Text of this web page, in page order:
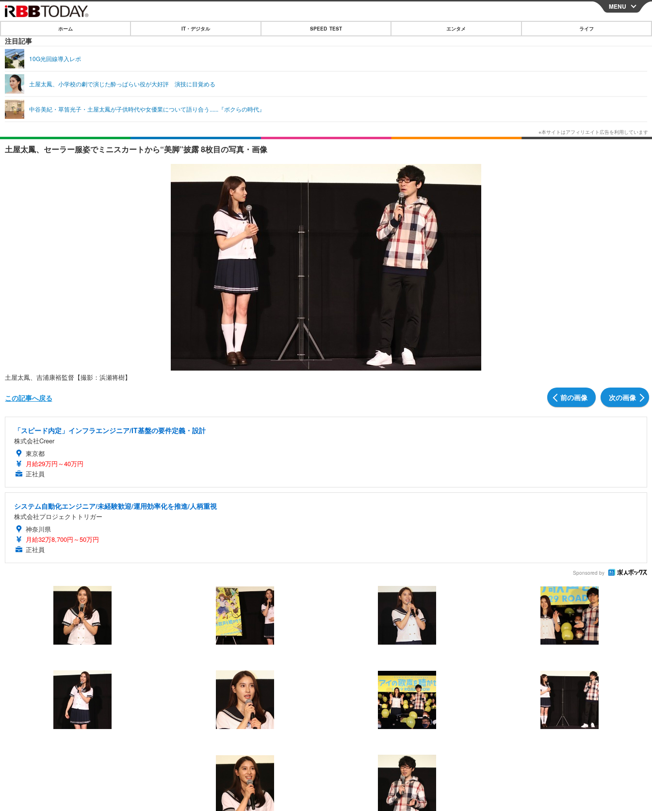
CLOSE
IT・デジタル
ショッピング
SPEED TEST
エンタメ
エンタメTOP
音楽
ライフ
ライフTOP グルメ
ペット
リリース一覧
MENU
ホーム IT・デジタル SPEED TEST エンタメ ライフ
注目記事
10G光回線導入レポ
土屋太鳳、小学校の劇で演じた酔っぱらい役が大好評 演技に目覚める
中谷美紀・草笛光子・土屋太鳳が子供時代や女優業について語り合う......『ボクらの時代』
土屋太鳳、セーラー服姿でミニスカートから“美脚”披露 8枚目の写真・画像
土屋太鳳、吉浦康裕監督【撮影：浜瀬将樹】
前の画像 次の画像
この記事へ戻る
「スピード内定」インフラエンジニア/IT基盤の要件定義・設計
株式会社Creer
東京都
月給29万円～40万円
正社員
システム自動化エンジニア/未経験歓迎/運用効率化を推進/人柄重視
株式会社プロジェクトトリガー
神奈川県
月給32万8,700円～50万円
正社員
Sponsored by